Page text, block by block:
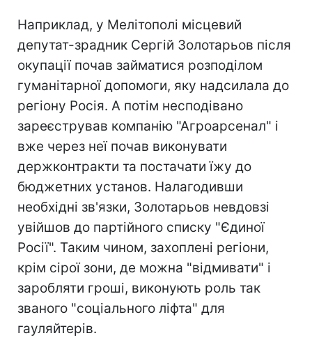
Наприклад, у Мелітополі місцевий
депутат-зрадник Сергій Золотарьов після
окупації почав займатися розподілом
гуманітарної допомоги, яку надсилала до
регіону Росія. А потім несподівано
зареєстрував компанію "Агроарсенал" і
вже через неї почав виконувати
держконтракти та постачати їжу до
бюджетних установ. Налагодивши
необхідні зв'язки, Золотарьов невдовзі
увійшов до партійного списку "Єдиної
Росії". Таким чином, захоплені регіони,
крім сірої зони, де можна "відмивати" і
заробляти гроші, виконують роль так
званого "соціального ліфта" для
гауляйтерів.